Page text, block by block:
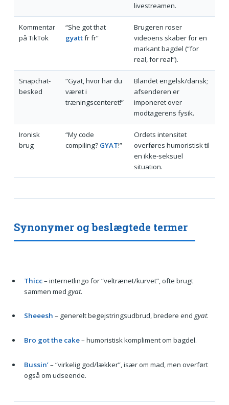
livestreamen.
Kommentar
på TikTok
“She got that
gyattfr fr”
Brugeren roser
videoens skaber for en
markant bagdel (“for
real, for real”).
Snapchat-
besked
“Gyat, hvor har du
været i
træningscenteret!”
Blandet engelsk/dansk;
afsenderen er
imponeret over
modtagerens fysik.
Ironisk
brug
“My code
compiling? GYAT!”
Ordets intensitet
overføres humoristisk til
en ikke-seksuel
situation.
Synonymer og beslægtede termer
Thicc– internetlingo for “veltrænet/kurvet”, ofte brugt
sammen med gyat.
Sheeesh – generelt begejstringsudbrud, bredere end gyat.
Bro got the cake– humoristisk kompliment om bagdel.
Bussin’– “virkelig god/lækker”, især om mad, men overført
også om udseende.